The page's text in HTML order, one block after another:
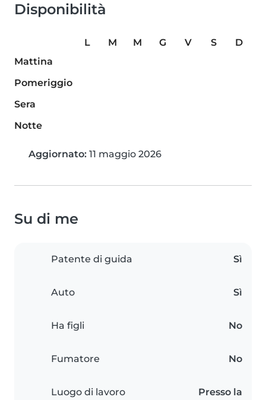
Disponibilità
L M M G V S
D
Mattina
Pomeriggio
Sera
Notte
Aggiornato: 11 maggio 2026
Su di me
Patente di guida Sì
Auto Sì
Ha figli No
Fumatore No
Luogo di lavoro
Presso la